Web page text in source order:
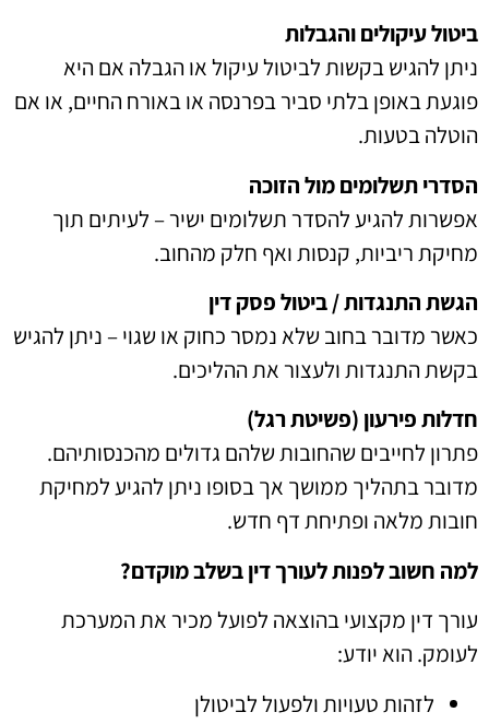
ביטול עיקולים והגבלות
ניתן להגיש בקשות לביטול עיקול או הגבלה אם היא
פוגעת באופן בלתי סביר בפרנסה או באורח החיים, או אם
הוטלה בטעות.
הסדרי תשלומים מול הזוכה
אפשרות להגיע להסדר תשלומים ישיר – לעיתים תוך
מחיקת ריביות, קנסות ואף חלק מהחוב.
הגשת התנגדות / ביטול פסק דין
כאשר מדובר בחוב שלא נמסר כחוק או שגוי – ניתן להגיש
בקשת התנגדות ולעצור את ההליכים.
חדלות פירעון (פשיטת רגל)
פתרון לחייבים שהחובות שלהם גדולים מהכנסותיהם.
מדובר בתהליך ממושך אך בסופו ניתן להגיע למחיקת
חובות מלאה ופתיחת דף חדש.
למה חשוב לפנות לעורך דין בשלב מוקדם?
עורך דין מקצועי בהוצאה לפועל מכיר את המערכת
לעומק. הוא יודע:
לזהות טעויות ולפעול לביטולן